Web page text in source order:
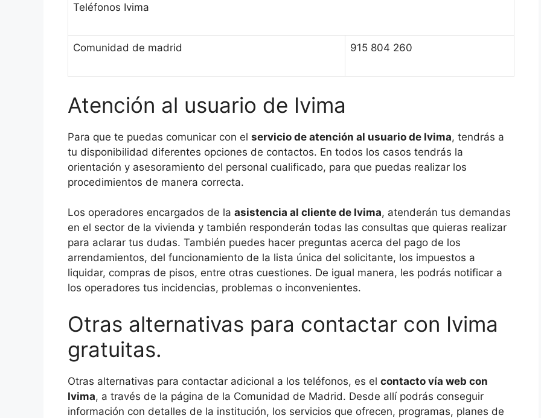
Teléfonos Ivima
Comunidad de madrid 915 804 260
Atención al usuario de Ivima
Para que te puedas comunicar con el servicio de atención al usuario de Ivima, tendrás a
tu disponibilidad diferentes opciones de contactos. En todos los casos tendrás la
orientación y asesoramiento del personal cualificado, para que puedas realizar los
procedimientos de manera correcta.
Los operadores encargados de la asistencia al cliente de Ivima, atenderán tus demandas
en el sector de la vivienda y también responderán todas las consultas que quieras realizar
para aclarar tus dudas. También puedes hacer preguntas acerca del pago de los
arrendamientos, del funcionamiento de la lista única del solicitante, los impuestos a
liquidar, compras de pisos, entre otras cuestiones. De igual manera, les podrás notificar a
los operadores tus incidencias, problemas o inconvenientes.
Otras alternativas para contactar con Ivima
gratuitas.
Otras alternativas para contactar adicional a los teléfonos, es el contacto vía web con
Ivima, a través de la página de la Comunidad de Madrid. Desde allí podrás conseguir
información con detalles de la institución, los servicios que ofrecen, programas, planes de